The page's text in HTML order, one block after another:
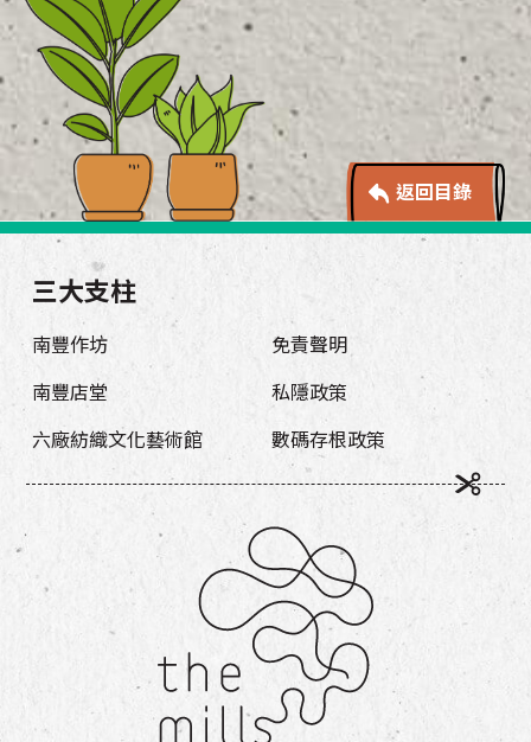
返回目錄
三大支柱
南豐作坊
南豐店堂
六廠紡織文化藝術館
免責聲明
私隱政策
數碼存根政策